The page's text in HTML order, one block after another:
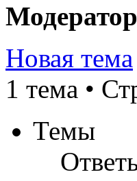
Новая тема
1 тема •
Темы